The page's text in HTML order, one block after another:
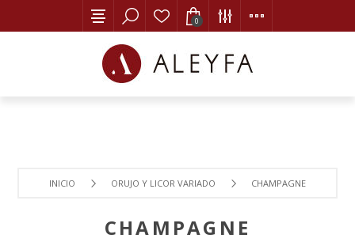
0
INICIO ORUJO Y LICOR VARIADO CHAMPAGNE
CHAMPAGNE